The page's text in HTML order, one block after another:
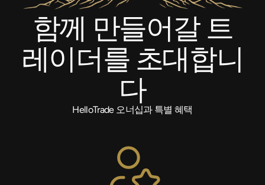
함께 만들어갈 트
레이더를 초대합니
다
HelloTrade 오너십과 특별 혜택